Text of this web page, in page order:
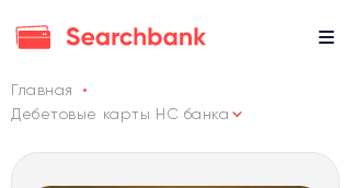
Главная
Дебетовые карты НС банка